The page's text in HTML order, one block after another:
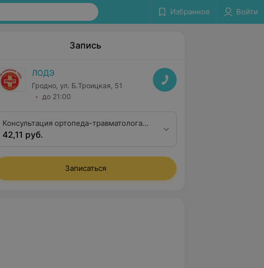
Избранное Войти
Запись
ЛОДЭ
Гродно, ул. Б.Троицкая, 51
до 21:00
Консультация ортопеда-травматолога
второй категории
42,11 руб.
Записаться